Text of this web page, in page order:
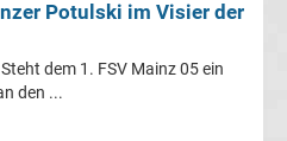
Potulski im Visier der
dem 1. FSV Mainz 05 ein
den ...